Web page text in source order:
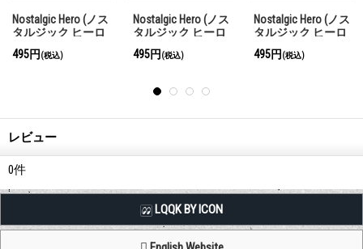
(ノス
ヒーロ
Nostalgic Hero (ノス
タルジック ヒーロ
Nostalgic Hero (ノス
タルジック ヒーロ
Nostalgic
タルジッ
レビュー
0件
LQQK BY ICON